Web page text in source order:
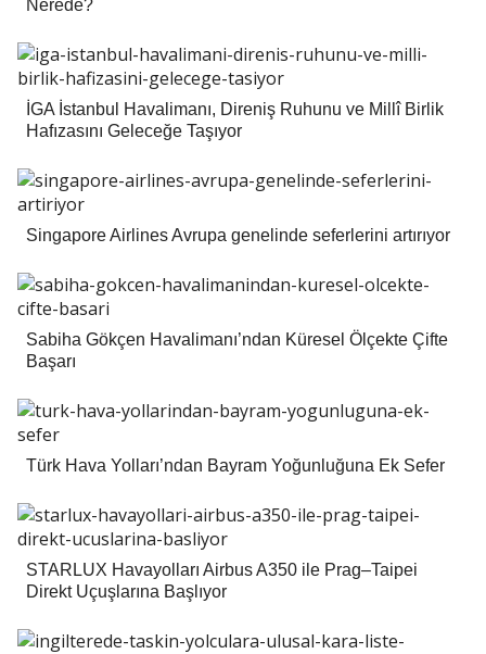
Nerede?
İGA İstanbul Havalimanı, Direniş Ruhunu ve Millî Birlik
Hafızasını Geleceğe Taşıyor
Singapore Airlines Avrupa genelinde seferlerini artırıyor
Sabiha Gökçen Havalimanı’ndan Küresel Ölçekte Çifte
Başarı
Türk Hava Yolları’ndan Bayram Yoğunluğuna Ek Sefer
STARLUX Havayolları Airbus A350 ile Prag–Taipei
Direkt Uçuşlarına Başlıyor